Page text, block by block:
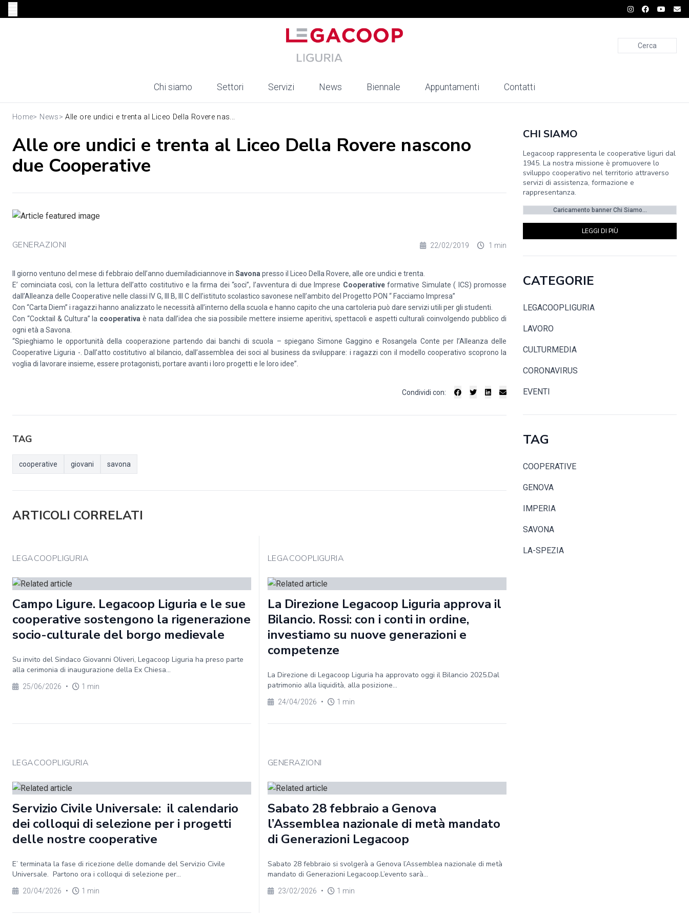
Cerca
Chi siamo Settori Servizi News Biennale Appuntamenti Contatti
Home> News> Alle ore undici e trenta al Liceo Della Rovere nas...
Alle ore undici e trenta al Liceo Della Rovere nascono
due Cooperative
GENERAZIONI 22/02/2019 1 min
Il giorno ventuno del mese di febbraio dell’anno duemiladiciannove in Savona presso il Liceo Della Rovere, alle ore undici e trenta.
E’ cominciata così, con la lettura dell’atto costitutivo e la firma dei “soci”, l’avventura di due Imprese Cooperativeformative Simulate ( ICS) promosse
dall’Alleanza delle Cooperative nelle classi IV G, III B, III C dell’istituto scolastico savonese nell’ambito del Progetto PON “ Facciamo Impresa”
Con “Carta Diem” i ragazzi hanno analizzato le necessità all’interno della scuola e hanno capito che una cartoleria può dare servizi utili per gli studenti.
Con “Cocktail & Cultura” la cooperativa è nata dall’idea che sia possibile mettere insieme aperitivi, spettacoli e aspetti culturali coinvolgendo pubblico di
ogni età a Savona.
“Spieghiamo le opportunità della cooperazione partendo dai banchi di scuola – spiegano Simone Gaggino e Rosangela Conte per l’Alleanza delle
Cooperative Liguria -. Dall’atto costitutivo al bilancio, dall’assemblea dei soci al business da sviluppare: i ragazzi con il modello cooperativo scoprono la
voglia di lavorare insieme, essere protagonisti, portare avanti i loro progetti e le loro idee”.
Condividi con:
TAG
cooperative giovani savona
ARTICOLI CORRELATI
LEGACOOPLIGURIA
Campo Ligure. Legacoop Liguria e le sue
cooperative sostengono la rigenerazione
socio-culturale del borgo medievale
Su invito del Sindaco Giovanni Oliveri, Legacoop Liguria ha preso parte
alla cerimonia di inaugurazione della Ex Chiesa...
25/06/2026 • 1 min
LEGACOOPLIGURIA
La Direzione Legacoop Liguria approva il
Bilancio. Rossi: con i conti in ordine,
investiamo su nuove generazioni e
competenze
La Direzione di Legacoop Liguria ha approvato oggi il Bilancio 2025.Dal
patrimonio alla liquidità, alla posizione...
24/04/2026 • 1 min
LEGACOOPLIGURIA
Servizio Civile Universale: il calendario
dei colloqui di selezione per i progetti
delle nostre cooperative
E’ terminata la fase di ricezione delle domande del Servizio Civile
Universale. Partono ora i colloqui di selezione per...
20/04/2026 • 1 min
GENERAZIONI
Sabato 28 febbraio a Genova
l’Assemblea nazionale di metà mandato
di Generazioni Legacoop
Sabato 28 febbraio si svolgerà a Genova l’Assemblea nazionale di metà
mandato di Generazioni Legacoop.L’evento sarà...
23/02/2026 • 1 min
CHI SIAMO
Legacoop rappresenta le cooperative liguri dal
1945. La nostra missione è promuovere lo
sviluppo cooperativo nel territorio attraverso
servizi di assistenza, formazione e
rappresentanza.
Caricamento banner Chi Siamo...
LEGGI DI PIÙ
CATEGORIE
LEGACOOPLIGURIA
LAVORO
CULTURMEDIA
CORONAVIRUS
EVENTI
TAG
COOPERATIVE
GENOVA
IMPERIA
SAVONA
LA-SPEZIA